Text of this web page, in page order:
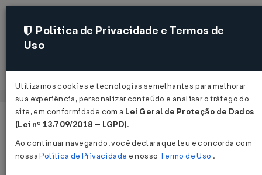
Acessar
Página Inicial Legislações
Política de Privacidade e Termos de
Uso
Utilizamos cookies e tecnologias semelhantes para melhorar
sua experiência, personalizar conteúdo e analisar o tráfego do
site, em conformidade com a Lei Geral de Proteção de Dados
(Lei nº 13.709/2018 – LGPD).
Ao continuar navegando, você declara que leu e concorda com
nossaPolítica de Privacidade e nosso Termo de Uso .